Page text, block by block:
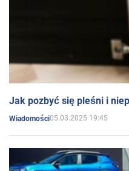
Jak pozbyć się pleśni i
Wiadomości05.03.2025 19:45